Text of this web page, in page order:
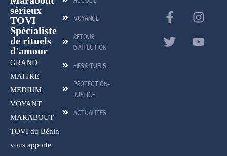
sérieux
TOVI
Spécialiste
de rituels
d'amour
GRAND
MAITRE
MEDIUM
VOYANT
MARABOUT
TOVI du Bénin
vous apporte
VOYANCE
RETOUR
D'AFFECTION
MES RITUELS
PROTECTION-
JUSTICE
ACTUALITES